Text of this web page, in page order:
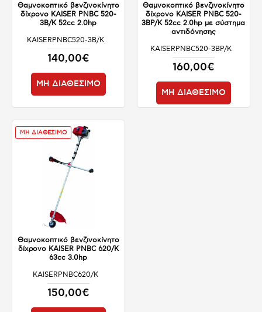
KAISERPNBC520-3B/K
Θαμνοκοπτικό βενζινοκίνητο
δίχρονο KAISER PNBC 520-
3B/K 52cc 2.0hp
140,00€
ΜΗ ΔΙΑΘΕΣΙΜΟ
KAISERPNBC520-3BP/K
Θαμνοκοπτικό βενζινοκίνητο
δίχρονο KAISER PNBC 520-
3BP/K 52cc 2.0hp με σύστημα
αντιδόνησης
160,00€
ΜΗ ΔΙΑΘΕΣΙΜΟ
ΜΗ ΔΙΑΘΕΣΙΜΟ
KAISERPNBC620/K
Θαμνοκοπτικό βενζινοκίνητο
δίχρονο KAISER PNBC 620/K
63cc 3.0hp
150,00€